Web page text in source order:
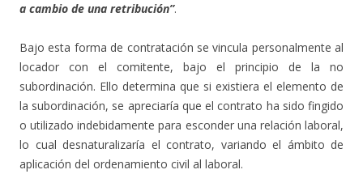
a cambio de una retribución”.
Bajo esta forma de contratación se vincula personalmente al
locador con el comitente, bajo el principio de la no
subordinación. Ello determina que si existiera el elemento de
la subordinación, se apreciaría que el contrato ha sido fingido
o utilizado indebidamente para esconder una relación laboral,
lo cual desnaturalizaría el contrato, variando el ámbito de
aplicación del ordenamiento civil al laboral.